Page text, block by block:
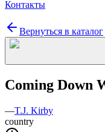
Контакты
Вернуться в каталог
Coming Down
—T.J. Kirby
country